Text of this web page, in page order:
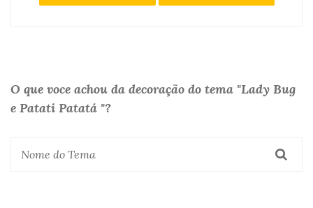
O que voce achou da decoração do tema "Lady Bug
e Patati Patatá "?